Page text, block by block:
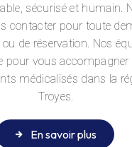
sécurisé et humain.
contacter pour toute
de réservation. Nos
pour vous accompagner
médicalisés dans la
Troyes.
En savoir plus